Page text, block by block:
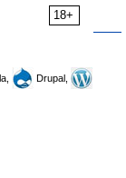
18+
Drupal,